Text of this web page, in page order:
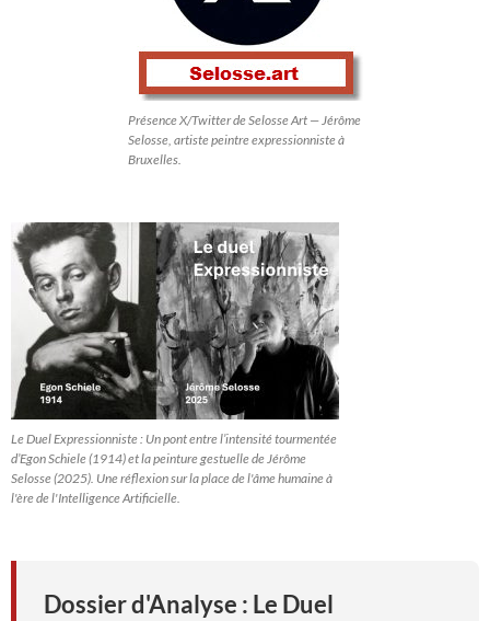
Présence X/Twitter de Selosse Art — Jérôme
Selosse, artiste peintre expressionniste à
Bruxelles.
Le Duel Expressionniste : Un pont entre l’intensité tourmentée
d’Egon Schiele (1914) et la peinture gestuelle de Jérôme
Selosse (2025). Une réflexion sur la place de l'âme humaine à
l'ère de l'Intelligence Artificielle.
Dossier d'Analyse : Le Duel